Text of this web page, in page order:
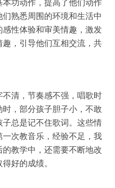
功动作，提高了他们动作
熟悉周围的环境和生活中
性体验和审美情趣，激发
，引导他们互相交流，共
清，节奏感不强，唱歌时
，部分孩子胆子小，不敢
总是记不住歌词。这些情
次教音乐，经验不足，我
教学中，还需要不断地改
好的成绩。